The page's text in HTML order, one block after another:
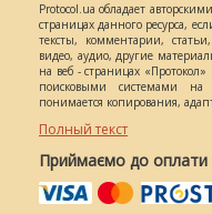
Protocol.ua обладает
страницах данного ресурса,
тексты, комментарии,
видео, аудио, другие
на веб - страницах
поисковыми системами на
понимается копирования,
Полный текст
Приймаємо до оплати